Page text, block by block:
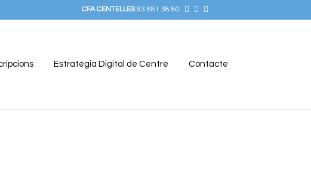
CFA CENTELLES93 881 38 80
Estratègia Digital de Centre Contacte